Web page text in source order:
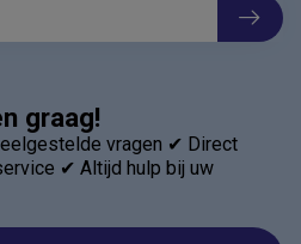
graag!
vragen ✔ Direct
✔ Altijd hulp bij uw